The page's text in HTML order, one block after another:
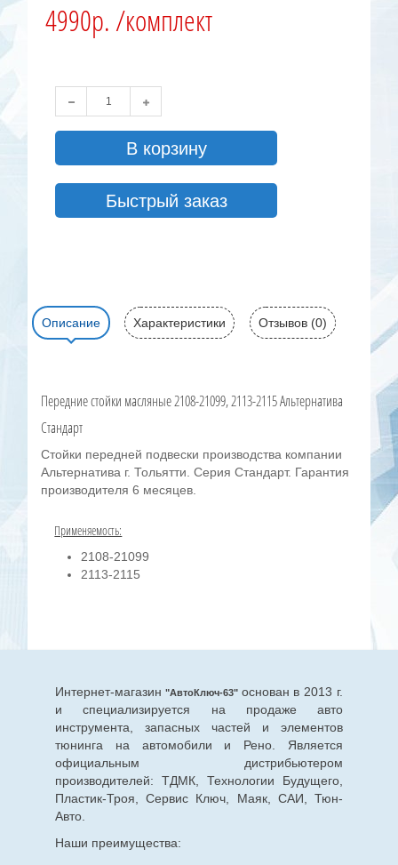
4990р. /комплект
В корзину
Быстрый заказ
Описание Характеристики Отзывов (0)
Передние стойки масляные 2108-21099, 2113-2115 Альтернатива
Стандарт
Стойки передней подвески производства компании
Альтернатива г. Тольятти. Серия Стандарт. Гарантия
производителя 6 месяцев.
Применяемость:
2108-21099
2113-2115
Интернет-магазин "АвтоКлюч-63" основан в 2013 г.
и специализируется на продаже авто
инструмента, запасных частей и элементов
тюнинга на автомобили и Рено. Является
официальным дистрибьютером
производителей: ТДМК, Технологии Будущего,
Пластик-Троя, Сервис Ключ, Маяк, САИ, Тюн-
Авто.
Наши преимущества: